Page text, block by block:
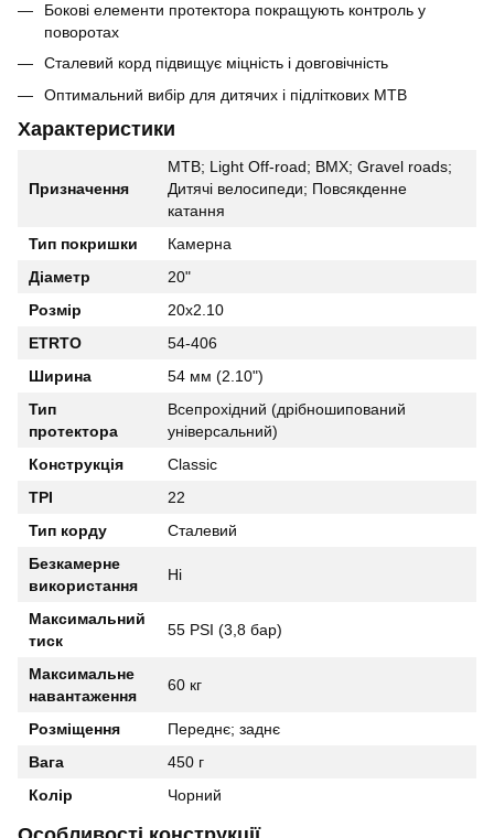
Бокові елементи протектора покращують контроль у
поворотах
Сталевий корд підвищує міцність і довговічність
Оптимальний вибір для дитячих і підліткових MTB
Характеристики
Призначення
MTB; Light Off-road; BMX; Gravel roads;
Дитячі велосипеди; Повсякденне
катання
Тип покришки
Камерна
Діаметр
20"
Розмір
20x2.10
ETRTO
54-406
Ширина
54 мм (2.10")
Тип
протектора
Всепрохідний (дрібношипований
універсальний)
Конструкція
Classic
TPI
22
Тип корду
Сталевий
Безкамерне
використання
Ні
Максимальний
тиск
55 PSI (3,8 бар)
Максимальне
навантаження
60 кг
Розміщення
Переднє; заднє
Вага
450 г
Колір
Чорний